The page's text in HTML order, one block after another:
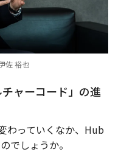
佐 裕也
ャーコード」の進
わっていくなか、Hub
でしょうか。